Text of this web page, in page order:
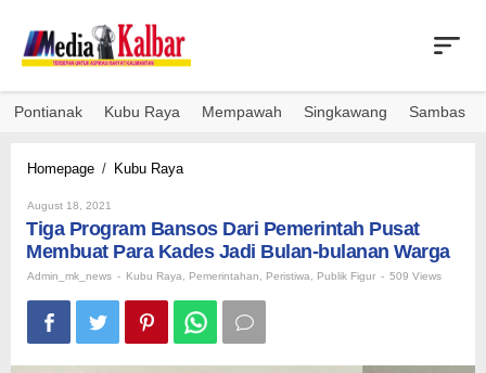
content
Pontianak Kubu Raya Mempawah Singkawang Sambas
Homepage / Kubu RayaTiga
Dari
Pemerintah
Membuat
Para
Kades
Jadi
Bulan-
August 18, 2021
Tiga Program Bansos Dari Pemerintah Pusat
Membuat Para Kades Jadi Bulan-bulanan Warga
Admin_mk_news - Kubu Raya Pemerintahan Peristiwa Publik Figur - 509 Views